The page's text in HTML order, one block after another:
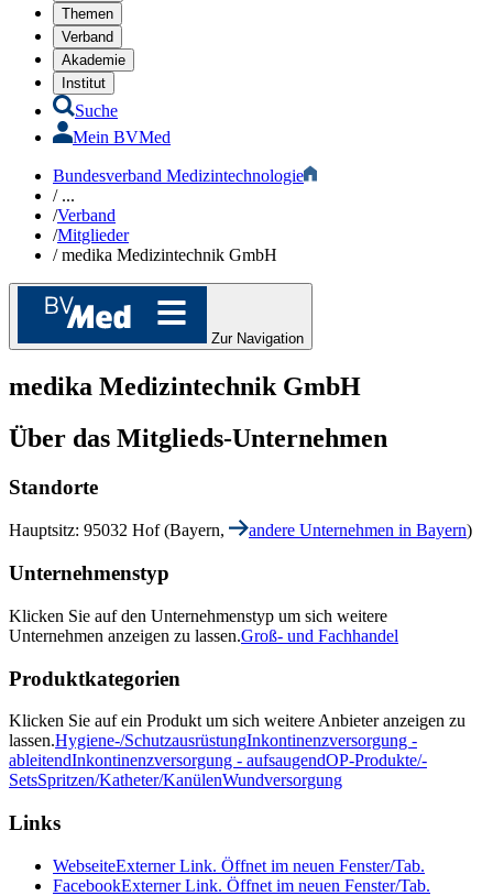
Themen
Verband
Akademie
Institut
Suche
Mein BVMed
Bundesverband Medizintechnologie
/...
/Verband
/Mitglieder
/medika Medizintechnik GmbH
Zur Navigation
medika Medizintechnik GmbH
Über das Mitglieds-Unternehmen
Standorte
Hauptsitz: 95032 Hof (Bayern, andere Unternehmen in Bayern)
Unternehmenstyp
Klicken Sie auf den Unternehmenstyp um sich weitere
Unternehmen anzeigen zu lassen.Groß- und Fachhandel
Produktkategorien
Klicken Sie auf ein Produkt um sich weitere Anbieter anzeigen zu
lassen.Hygiene-/SchutzausrüstungInkontinenzversorgung -
ableitendInkontinenzversorgung - aufsaugendOP-Produkte/-
SetsSpritzen/Katheter/KanülenWundversorgung
Links
WebseiteExterner Link. Öffnet im neuen Fenster/Tab.
FacebookExterner Link. Öffnet im neuen Fenster/Tab.